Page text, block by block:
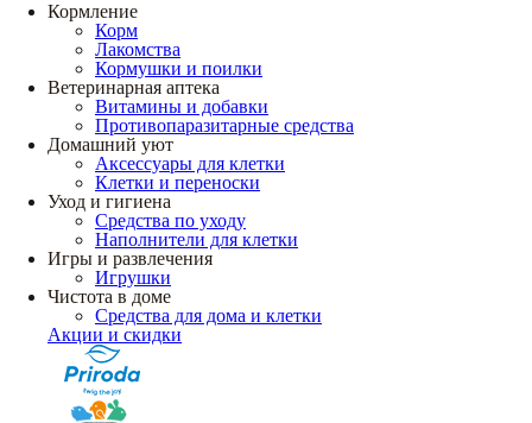
Кормление
Корм
Лакомства
Кормушки и поилки
Ветеринарная аптека
Витамины и добавки
Противопаразитарные средства
Домашний уют
Аксессуары для клетки
Клетки и переноски
Уход и гигиена
Средства по уходу
Наполнители для клетки
Игры и развлечения
Игрушки
Чистота в доме
Средства для дома и клетки
Акции и скидки